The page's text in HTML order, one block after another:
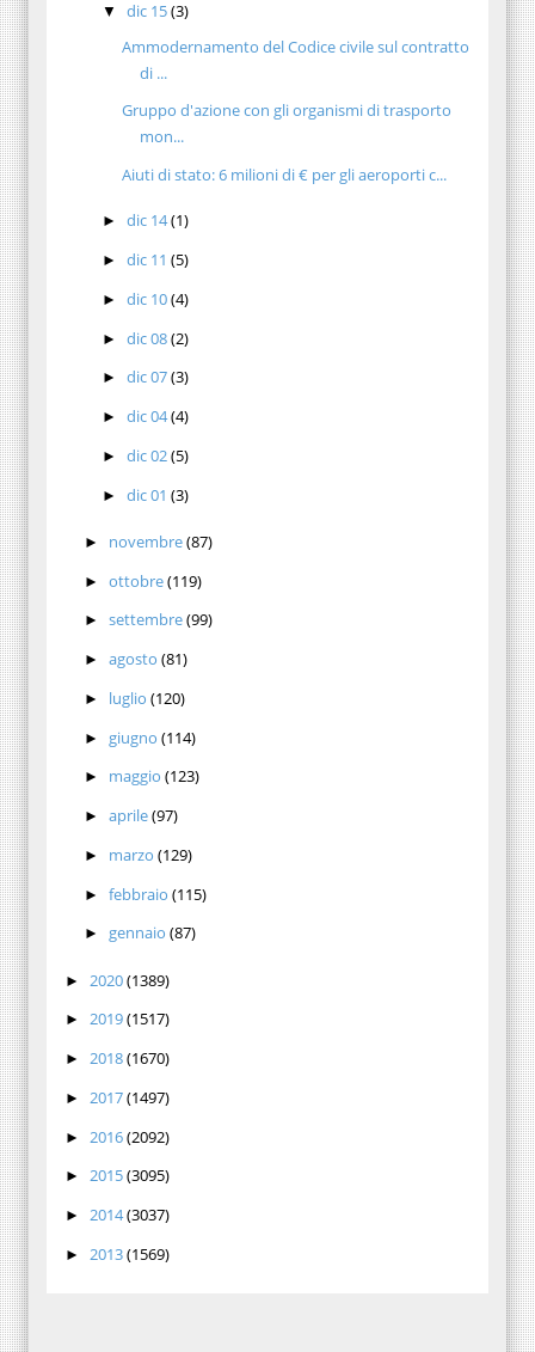
▼dic 15(3)
Ammodernamento del Codice civile sul contratto
di ...
Gruppo d'azione con gli organismi di trasporto
mon...
Aiuti di stato: 6 milioni di € per gli aeroporti c...
►dic 14(1)
►dic 11(5)
►dic 10(4)
►dic 08(2)
►dic 07(3)
►dic 04(4)
►dic 02(5)
►dic 01(3)
► novembre(87)
► ottobre(119)
► settembre(99)
► agosto (81)
► luglio (120)
► giugno (114)
► maggio (123)
► aprile(97)
► marzo (129)
► febbraio (115)
► gennaio (87)
► 2020(1389)
► 2019(1517)
► 2018(1670)
► 2017(1497)
► 2016(2092)
► 2015(3095)
► 2014(3037)
► 2013(1569)